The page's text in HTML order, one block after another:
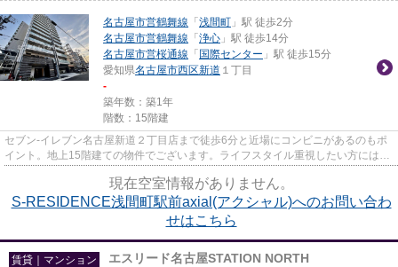
名古屋市営鶴舞線 「 浅間町 」駅 徒歩2分
名古屋市営鶴舞線 「 浄心 」駅 徒歩14分
名古屋市営桜通線 「 国際センター 」駅 徒歩15分
愛知県名古屋市西区新道 １丁目
-
築年数：築1年
階数：15階建
セブン-イレブン名古屋新道２丁目店まで徒歩6分と近場にコンビニがあるのもポ
イント。地上15階建ての物件でございます。ライフスタイル重視したい方にはた
現在空室情報がありません。
S-RESIDENCE浅間町駅前axial(アクシャル)へのお問い合わ
せはこちら
賃貸｜マンション エスリード名古屋STATION NORTH